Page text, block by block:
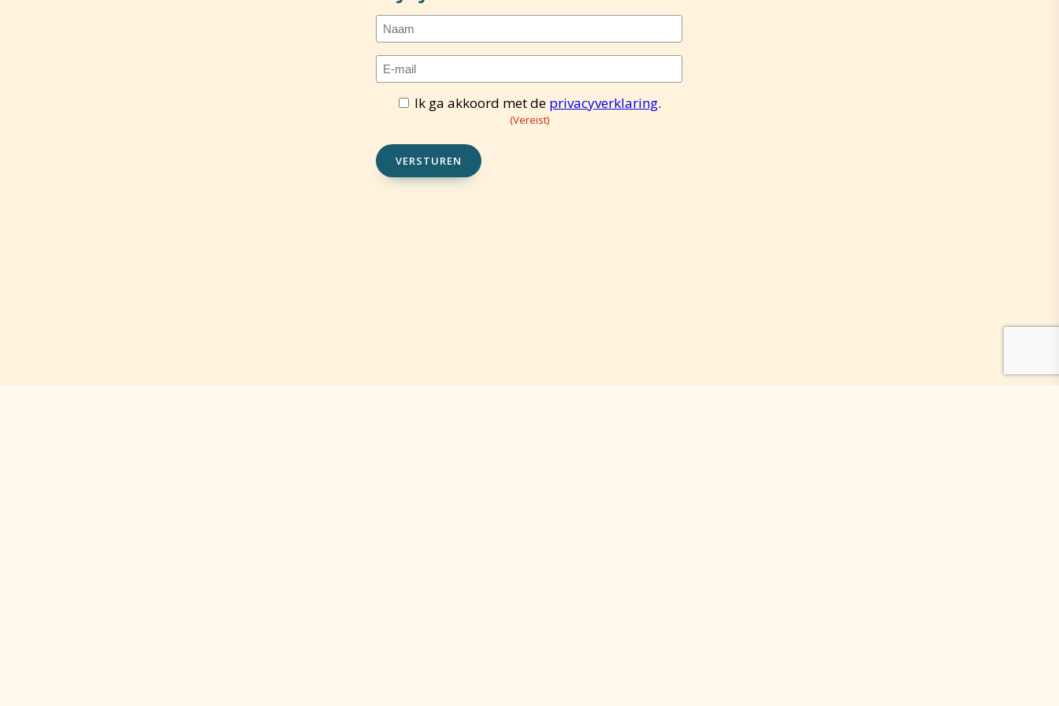
Naam
E-
Toestemming(Vereist)
Ik ga akkoord met de privacyverklaring.
(Vereist)
VERSTUREN